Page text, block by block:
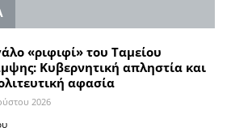
«ριφιφί» του Ταμείου
Κυβερνητική απληστία και
αφασία
2026